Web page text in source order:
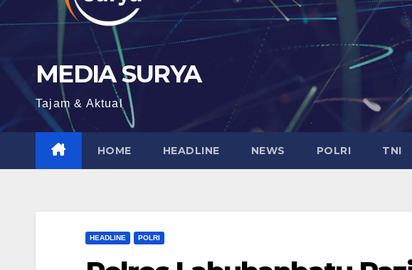
MEDIA SURYA
Tajam & Aktual
HOME HEADLINE NEWS POLRI TNI
HEADLINE POLRI